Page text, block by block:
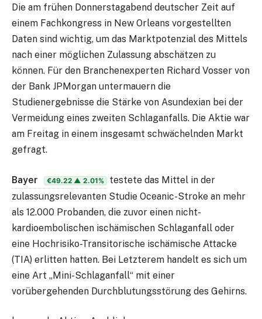
Die am frühen Donnerstagabend deutscher Zeit auf
einem Fachkongress in New Orleans vorgestellten
Daten sind wichtig, um das Marktpotenzial des Mittels
nach einer möglichen Zulassung abschätzen zu
können. Für den Branchenexperten Richard Vosser von
der Bank JPMorgan untermauern die
Studienergebnisse die Stärke von Asundexian bei der
Vermeidung eines zweiten Schlaganfalls. Die Aktie war
am Freitag in einem insgesamt schwächelnden Markt
gefragt.
Bayer €49.22 ▲ 2.01%
testete das Mittel in der
zulassungsrelevanten Studie Oceanic-Stroke an mehr
als 12.000 Probanden, die zuvor einen nicht-
kardioembolischen ischämischen Schlaganfall oder
eine Hochrisiko-Transitorische ischämische Attacke
(TIA) erlitten hatten. Bei Letzterem handelt es sich um
eine Art „Mini-Schlaganfall“ mit einer
vorübergehenden Durchblutungsstörung des Gehirns.